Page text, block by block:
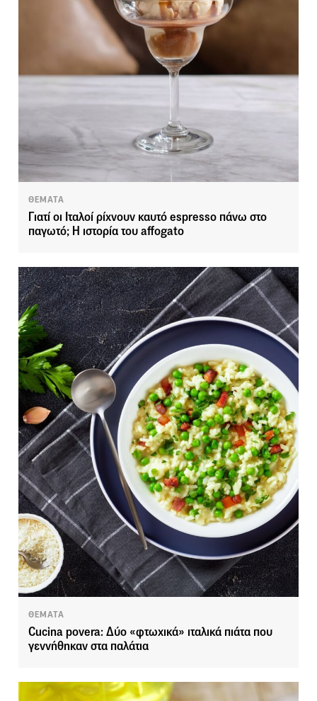
ΘΕΜΑΤΑ
Γιατί οι Ιταλοί ρίχνουν καυτό espresso πάνω στο
παγωτό; Η ιστορία του affogato
ΘΕΜΑΤΑ
Cucina povera: Δύο «φτωχικά» ιταλικά πιάτα που
γεννήθηκαν στα παλάτια